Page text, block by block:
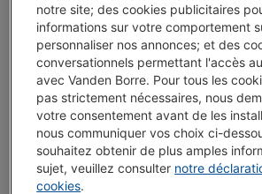
JBL T290 BLACK (2025)
Type: Écouteurs filaires in-
Connexion: Mini jack 3.5 mm
Microphone intégré: Oui
Livré demain
-Voir le stock
€ 29,84
J'achète
notre site; des cookies publicitaires
informations sur votre comportement
personnaliser nos annonces; et des
conversationnels permettant l'accès
avec Vanden Borre. Pour tous les
pas strictement nécessaires, nous
votre consentement avant de les
nous communiquer vos choix ci-
souhaitez obtenir de plus amples
sujet, veuillez consulter notre
cookies.